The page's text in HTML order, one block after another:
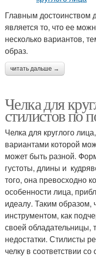
Главным достоинством
является то, что ее
несколько вариантов,
образ.
читать дальше →
Челка для
стилистов по
Челка для круглого
вариантами которой
может быть разной.
густоты, длины и
того, она превосходно
особенности лица,
идеалу. Таким образом,
инструментом, как
своей
недостатки. Стилисты
челку в соответствии